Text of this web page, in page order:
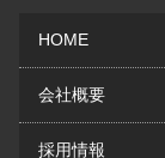
HOME
会社概要
採用情報